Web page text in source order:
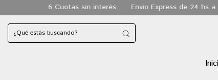
sin interés Envio Express de 24 hs a todo CABA